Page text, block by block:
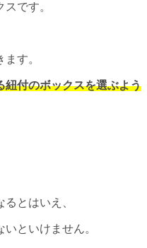
です。
す。
紐付のボックスを選ぶよう
とはいえ、
といけません。